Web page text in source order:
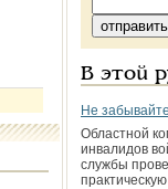
В этой
Не
Областной
инвалидов
службы